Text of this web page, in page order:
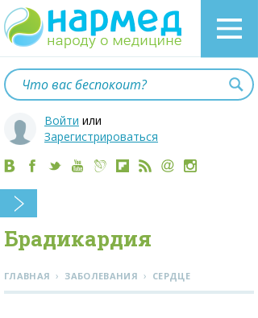
Войти или
Зарегистрироваться
Брадикардия
ГЛАВНАЯ › ЗАБОЛЕВАНИЯ › СЕРДЦЕ